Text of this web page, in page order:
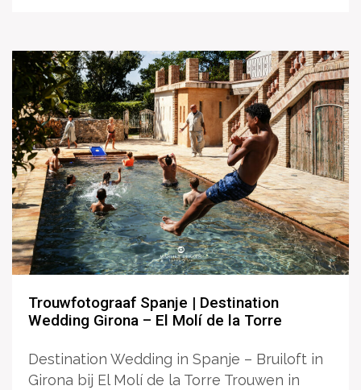
Trouwfotograaf Spanje | Destination
Wedding Girona – El Molí de la Torre
Destination Wedding in Spanje – Bruiloft in
Girona bij El Molí de la Torre Trouwen in